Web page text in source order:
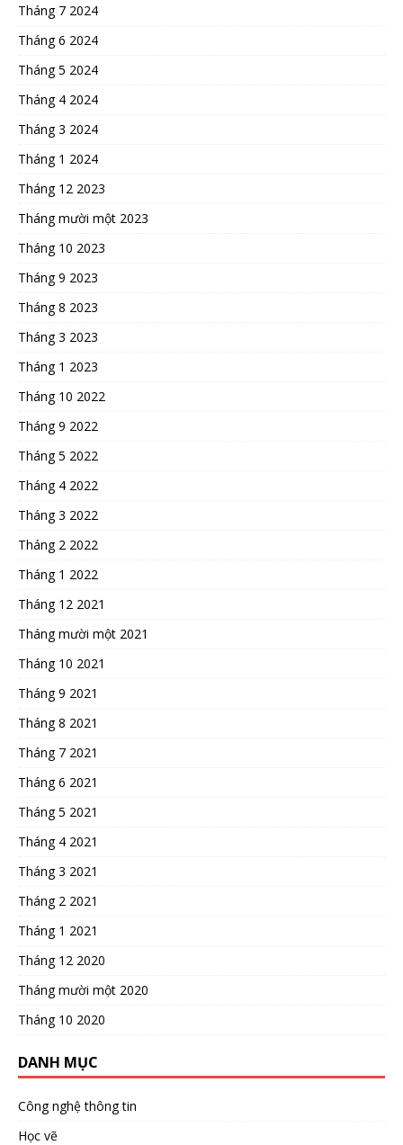
Tháng 7 2024
Tháng 6 2024
Tháng 5 2024
Tháng 4 2024
Tháng 3 2024
Tháng 1 2024
Tháng 12 2023
Tháng mười một 2023
Tháng 10 2023
Tháng 9 2023
Tháng 8 2023
Tháng 3 2023
Tháng 1 2023
Tháng 10 2022
Tháng 9 2022
Tháng 5 2022
Tháng 4 2022
Tháng 3 2022
Tháng 2 2022
Tháng 1 2022
Tháng 12 2021
Tháng mười một 2021
Tháng 10 2021
Tháng 9 2021
Tháng 8 2021
Tháng 7 2021
Tháng 6 2021
Tháng 5 2021
Tháng 4 2021
Tháng 3 2021
Tháng 2 2021
Tháng 1 2021
Tháng 12 2020
Tháng mười một 2020
Tháng 10 2020
DANH MỤC
Công nghệ thông tin
Học vẽ